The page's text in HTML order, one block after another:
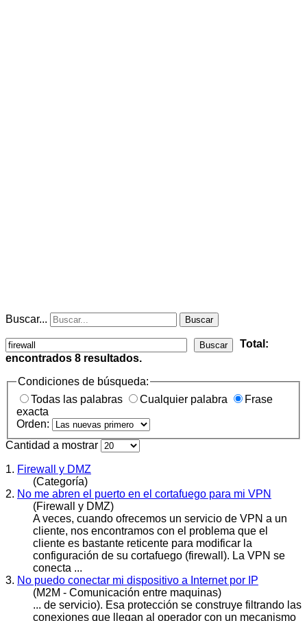
Buscar... Buscar
Buscar
Total:
encontrados 8 resultados.
Condiciones de búsqueda:
Todas las palabras
Cualquier palabra
Frase
exacta
Orden:
Cantidad a mostrar
1. Firewall y DMZ
(Categoría)
2. No me abren el puerto en el cortafuego para mi VPN
(Firewall y DMZ)
A veces, cuando ofrecemos un servicio de VPN a un
cliente, nos encontramos con el problema que el
cliente es bastante reticente para modificar la
configuración de su cortafuego (firewall ). La VPN se
conecta ...
3. No puedo conectar mi dispositivo a Internet por IP
(M2M - Comunicación entre maquinas)
... de servicio). Esa protección se construye filtrando las
conexiones que llegan al operador con un mecanismo